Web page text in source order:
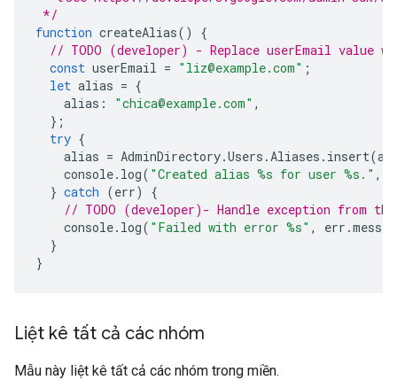
*/
function createAlias()
{
// TODO (developer) - Replace userEmail value
const userEmail = "liz@example.com" ;
let alias = {
alias : "chica@example.com" ,
};
try {
alias = AdminDirectory.Users .Aliases . insert(
console. log( "Created alias %s for user %s." ,
} catch (err)
{
// TODO (developer)- Handle exception from
console. log( "Failed with error %s" , err .
}
}
Liệt kê tất cả các nhóm
Mẫu này liệt kê tất cả các nhóm trong miền.